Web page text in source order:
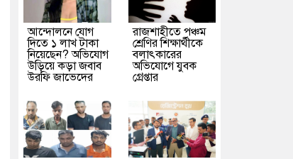
আন্দোলনে যোগ
দিতে ১ লাখ টাকা
নিয়েছেন? অভিযোগ
উড়িয়ে কড়া জবাব
উরফি জাভেদের
রাজশাহীতে পঞ্চম
শ্রেণির শিক্ষার্থীকে
বলাৎকারের
অভিযোগে যুবক
গ্রেপ্তার